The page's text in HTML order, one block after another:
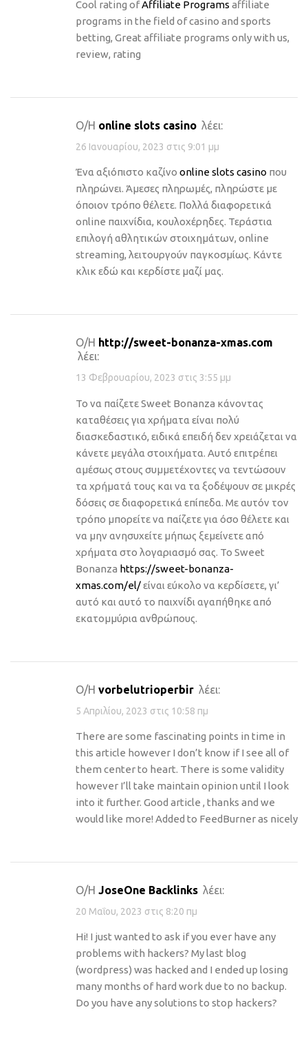
Cool rating ofAffiliate Programs affiliate
programs in the field of casino and sports
betting, Great affiliate programs only with us,
review, rating
Ο/Η online slots casino λέει:
26 Ιανουαρίου, 2023 στις 9:01 μμ
Ένα αξιόπιστο καζίνο online slots casino που
πληρώνει. Άμεσες πληρωμές, πληρώστε με
όποιον τρόπο θέλετε. Πολλά διαφορετικά
online παιχνίδια, κουλοχέρηδες. Τεράστια
επιλογή αθλητικών στοιχημάτων, online
streaming, λειτουργούν παγκοσμίως. Κάντε
κλικ εδώ και κερδίστε μαζί μας.
Ο/Η http://sweet-bonanza-xmas.com
λέει:
13 Φεβρουαρίου, 2023 στις 3:55 μμ
Το να παίζετε Sweet Bonanza κάνοντας
καταθέσεις για χρήματα είναι πολύ
διασκεδαστικό, ειδικά επειδή δεν χρειάζεται να
κάνετε μεγάλα στοιχήματα. Αυτό επιτρέπει
αμέσως στους συμμετέχοντες να τεντώσουν
τα χρήματά τους και να τα ξοδέψουν σε μικρές
δόσεις σε διαφορετικά επίπεδα. Με αυτόν τον
τρόπο μπορείτε να παίζετε για όσο θέλετε και
να μην ανησυχείτε μήπως ξεμείνετε από
χρήματα στο λογαριασμό σας. Το Sweet
Bonanza https://sweet-bonanza-
xmas.com/el/είναι εύκολο να κερδίσετε, γι’
αυτό και αυτό το παιχνίδι αγαπήθηκε από
εκατομμύρια ανθρώπους.
Ο/Η vorbelutrioperbir λέει:
5 Απριλίου, 2023 στις 10:58 πμ
There are some fascinating points in time in
this article however I don’t know if I see all of
them center to heart. There is some validity
however I’ll take maintain opinion until I look
into it further. Good article , thanks and we
would like more! Added to FeedBurner as nicely
Ο/Η JoseOne Backlinks λέει:
20 Μαΐου, 2023 στις 8:20 πμ
Hi! I just wanted to ask if you ever have any
problems with hackers? My last blog
(wordpress) was hacked and I ended up losing
many months of hard work due to no backup.
Do you have any solutions to stop hackers?